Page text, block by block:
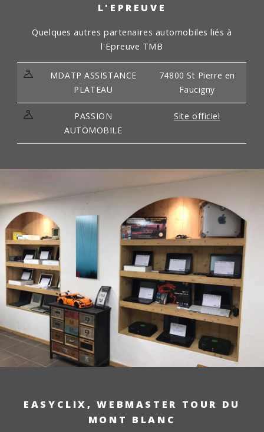
L'EPREUVE
Quelques autres partenaires automobiles liés à
l'Epreuve TMB
MDATP ASSISTANCE
PLATEAU
74800 St Pierre en
Faucigny
PASSION
AUTOMOBILE
Site officiel
EASYCLIX, WEBMASTER TOUR DU
MONT BLANC